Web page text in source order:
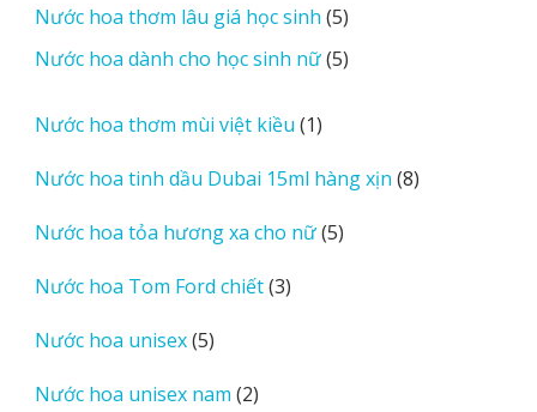
phẩm
Nước hoa thơm lâu giá học sinh 55
sản
phẩm
Nước hoa dành cho học sinh nữ 55
Nước hoa thơm mùi việt kiều 11
phẩm
Nước hoa tinh dầu Dubai 15ml hàng xịn 88
Nước hoa tỏa hương xa cho nữ 55
Nước hoa Tom Ford chiết 33
Nước hoa unisex 55
phẩm
Nước hoa unisex nam 22